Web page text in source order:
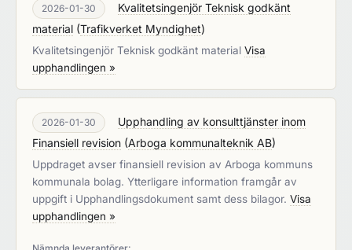
2026-01-30
Kvalitetsingenjör Teknisk godkänt
material (Trafikverket Myndighet)
Kvalitetsingenjör Teknisk godkänt material Visa
upphandlingen »
2026-01-30
Upphandling av konsulttjänster inom
Finansiell revision (Arboga kommunalteknik AB)
Uppdraget avser finansiell revision av Arboga kommuns
kommunala bolag. Ytterligare information framgår av
uppgift i Upphandlingsdokument samt dess bilagor. Visa
upphandlingen »